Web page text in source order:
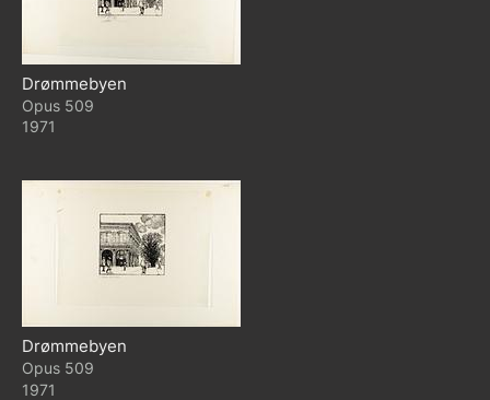
Drømmebyen
509
1971
Drømmebyen
509
1971